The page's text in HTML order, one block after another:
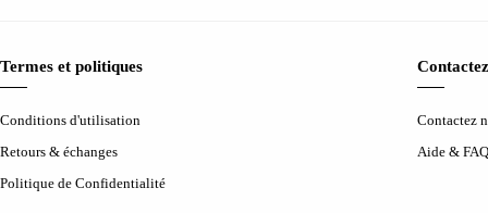
Termes et politiques
Conditions d'utilisation
Retours & échanges
Politique de Confidentialité
Contactez
Aide & FAQ